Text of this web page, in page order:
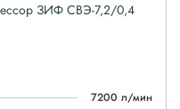
ЗИФ СВЭ-7,2/0,4
7200 л/мин